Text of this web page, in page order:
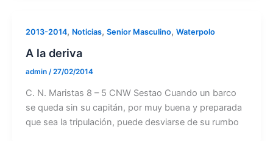
2013-2014, Noticias, Senior Masculino, Waterpolo
A la deriva
admin /27/02/2014
C. N. Maristas 8 – 5 CNW Sestao Cuando un barco
se queda sin su capitán, por muy buena y preparada
que sea la tripulación, puede desviarse de su rumbo